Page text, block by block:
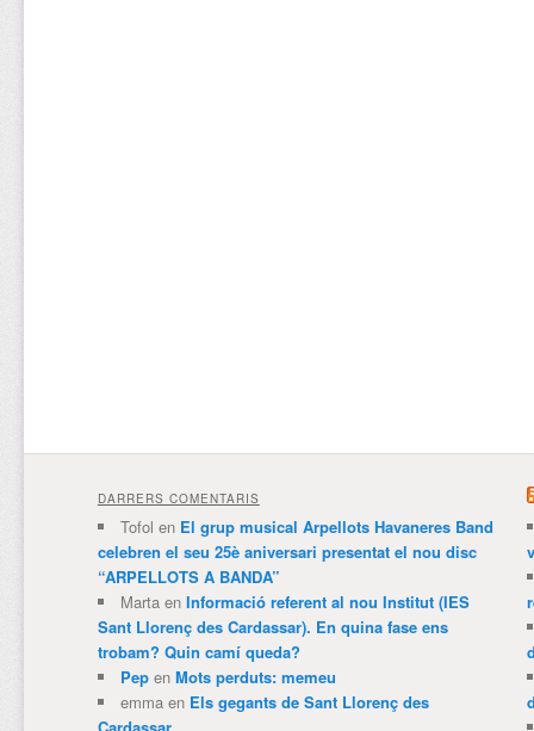
DARRERS COMENTARIS
Tofol en El grup musical Arpellots Havaneres Band
celebren el seu 25è aniversari presentat el nou disc
“ARPELLOTS A BANDA”
Martaen Informació referent al nou Institut (IES
Sant Llorenç des Cardassar). En quina fase ens
trobam? Quin camí queda?
Pepen Mots perduts: memeu
emmaen Els gegants de Sant Llorenç des